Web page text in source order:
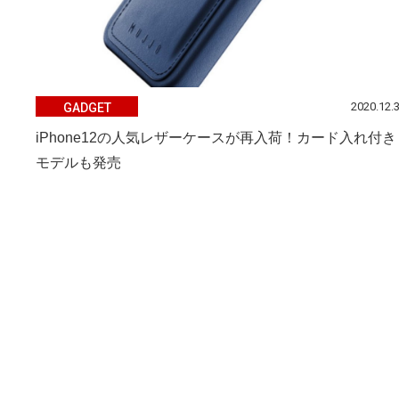
GADGET
iPhone12の人気レザーケースが再入荷！カード入れ付き
モデルも発売